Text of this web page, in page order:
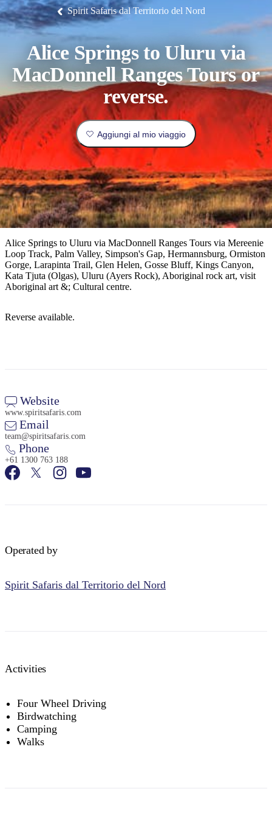
Luoghi
da
visitare
I
luoghi
più
popolari
Outback
e
attività
all'aperto
Esplora
per
regioni
Litchfield
Park
Isole
Arnhem
Land
Karlu
Karlu/Devils
Marbles
Maguk
/
Parco
Nazionale
dei
West
MacDonnell
Cosa
fare
Esperienze
Tipo
di
viaggiatore
Le
esperienze
migliori
fauna
tradizione
all’insegna
del
Pianifica
il
viaggio
Pianifica
e
prenota
Informazioni
pratiche
Strumenti
per
pianificare
il
viaggio
Cerca:
Spirit Safaris dal Territorio del Nord
Alice Springs to Uluru via
MacDonnell Ranges Tours or
reverse.
Aggiungi al mio viaggio
Alice Springs to Uluru via MacDonnell Ranges Tours via Mereenie
Loop Track, Palm Valley, Simpson's Gap, Hermannsburg, Ormiston
Gorge, Larapinta Trail, Glen Helen, Gosse Bluff, Kings Canyon,
Kata Tjuta (Olgas), Uluru (Ayers Rock), Aboriginal rock art, visit
Aboriginal art &; Cultural centre.
Reverse available.
Website
www.spiritsafaris.com
Email
team@spiritsafaris.com
Phone
+61 1300 763 188
Operated by
Spirit Safaris dal Territorio del Nord
Activities
Four Wheel Driving
Birdwatching
Camping
Walks